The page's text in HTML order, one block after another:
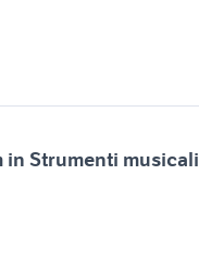
in Strumenti musicali